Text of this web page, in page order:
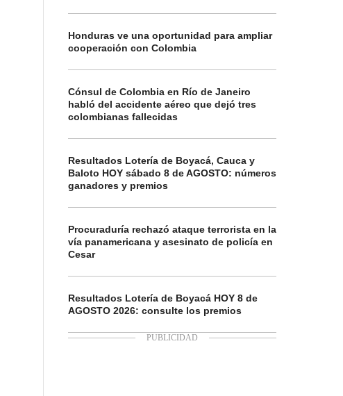
Honduras ve una oportunidad para ampliar
cooperación con Colombia
Cónsul de Colombia en Río de Janeiro
habló del accidente aéreo que dejó tres
colombianas fallecidas
Resultados Lotería de Boyacá, Cauca y
Baloto HOY sábado 8 de AGOSTO: números
ganadores y premios
Procuraduría rechazó ataque terrorista en la
vía panamericana y asesinato de policía en
Cesar
Resultados Lotería de Boyacá HOY 8 de
AGOSTO 2026: consulte los premios